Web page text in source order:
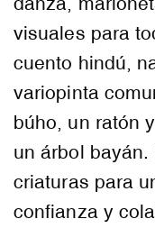
visuales para
cuento hindú,
variopinta
búho, un ratón
un árbol
criaturas para
confianza y